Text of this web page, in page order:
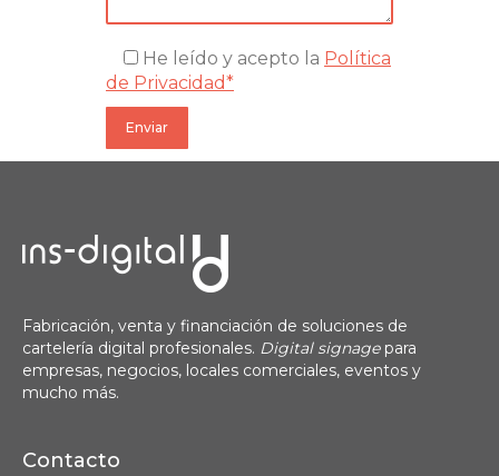
He leído y acepto la Política
de Privacidad*
Fabricación, venta y financiación de soluciones de
cartelería digital profesionales. Digital signage para
empresas, negocios, locales comerciales, eventos y
mucho más.
Contacto